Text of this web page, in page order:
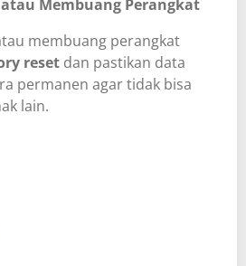
Membuang Perangkat
membuang perangkat
reset dan pastikan data
permanen agar tidak bisa
lain.